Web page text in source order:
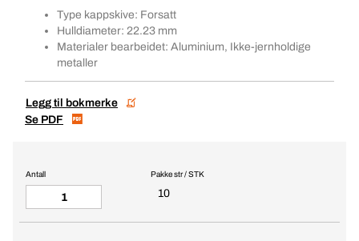
Type kappskive: Forsatt
Hulldiameter: 22.23 mm
Materialer bearbeidet: Aluminium, Ikke-jernholdige
metaller
Legg til bokmerke
Se PDF
Pakke str / STK
10
Antall